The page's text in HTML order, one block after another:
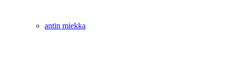
antin miekka